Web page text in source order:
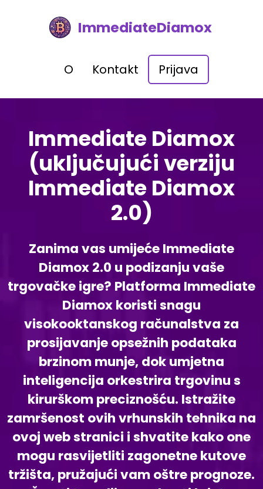
ImmediateDiamox
O Kontakt Prijava
Immediate Diamox
(uključujući verziju
Immediate Diamox
2.0)
Zanima vas umijeće Immediate
Diamox 2.0 u podizanju vaše
trgovačke igre? Platforma Immediate
Diamox koristi snagu
visokooktanskog računalstva za
prosijavanje opsežnih podataka
brzinom munje, dok umjetna
inteligencija orkestrira trgovinu s
kirurškom preciznošću. Istražite
zamršenost ovih vrhunskih tehnika na
ovoj web stranici i shvatite kako one
mogu rasvijetliti zagonetne kutove
tržišta, pružajući vam oštre prognoze.